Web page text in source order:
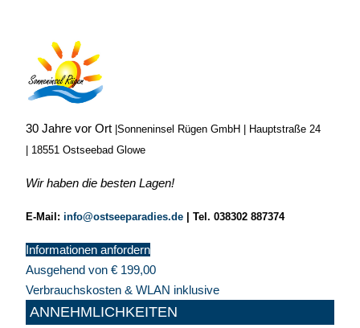
30 Jahre vor Ort Sonneninsel Rügen GmbH | Hauptstraße 24
| 18551 Ostseebad Glowe
Wir haben die besten Lagen!
E-Mail: info@ostseeparadies.de Tel. 038302 887374
Informationen anfordern
Ausgehend von € 199,00
Verbrauchskosten & WLAN inklusive
ANNEHMLICHKEITEN